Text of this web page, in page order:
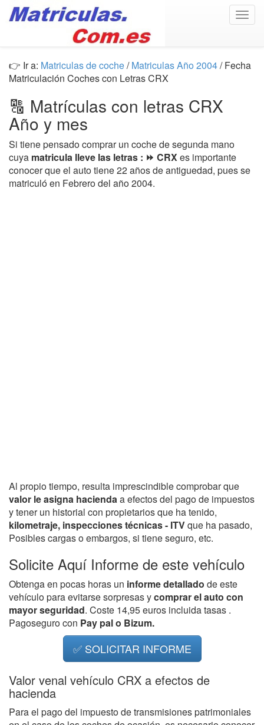
👉 Ir a: Matriculas de coche/Matriculas Año 2004/ Fecha
Matriculación Coches con Letras CRX
🔠 Matrículas con letras CRX
Año y mes
Si tiene pensado comprar un coche de segunda mano
cuya matricula lleve las letras : ⏩ CRXes importante
conocer que el auto tiene 22 años de antiguedad, pues se
matriculó en Febrero del año 2004.
Al propio tiempo, resulta imprescindible comprobar que
valor le asigna haciendaa efectos del pago de impuestos
y tener un historial con propietarios que ha tenido,
kilometraje, inspecciones técnicas - ITVque ha pasado,
Posibles cargas o embargos, si tiene seguro, etc.
Solicite Aquí Informe de este vehículo
Obtenga en pocas horas un informe detallado de este
vehículo para evitarse sorpresas ycomprar el auto con
mayor seguridad. Coste 14,95 euros incluida tasas .
Pagoseguro con Pay pal o Bizum.
✅ SOLICITAR INFORME
Valor venal vehículo CRX a efectos de
hacienda
Para el pago del impuesto de transmisiones patrimoniales